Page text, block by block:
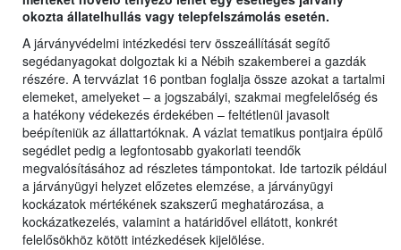
okozta állatelhullás vagy telepfelszámolás esetén.
A járványvédelmi intézkedési terv összeállítását segítő
segédanyagokat dolgoztak ki a Nébih szakemberei a gazdák
részére. A tervvázlat 16 pontban foglalja össze azokat a tartalmi
elemeket, amelyeket – a jogszabályi, szakmai megfelelőség és
a hatékony védekezés érdekében – feltétlenül javasolt
beépíteniük az állattartóknak. A vázlat tematikus pontjaira épülő
segédlet pedig a legfontosabb gyakorlati teendők
megvalósításához ad részletes támpontokat. Ide tartozik például
a járványügyi helyzet előzetes elemzése, a járványügyi
kockázatok mértékének szakszerű meghatározása, a
kockázatkezelés, valamint a határidővel ellátott, konkrét
felelősökhöz kötött intézkedések kijelölése.